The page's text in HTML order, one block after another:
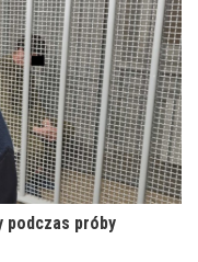
podczas próby